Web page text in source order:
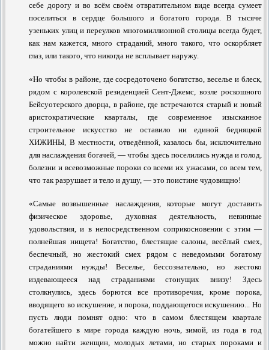
себе дорогу и во всём своём отвратительном виде всегда сумеет
поселиться в сердце большого и богатого города. В тысяче
узеньких улиц и переулков многомиллионной столицы всегда будет,
как нам кажется, много страданий, много такого, что оскорбляет
глаз, или такого, что никогда не всплывает наружу.
«Но чтобы в районе, где сосредоточено богатство, веселье и блеск,
рядом с королевской резиденцией Сент-Джемс, возле роскошного
Бейсуотерского дворца, в районе, где встречаются старый и новый
аристократи­ческие кварталы, где современное изысканное
строительное искусство не оставило ни единой бедняцкой
ХИЖИНЫ, В местности, отведённой, казалось бы, исключительно
для наслаждения богачей, — чтобы здесь поселились нужда и голод,
болезни и всевозможные пороки со всеми их ужасами, со всем тем,
что так разрушает и тело и душу, — это поистине чудовищно!
«Самые возвышенные наслаждения, которые могут доставить
физическое здоровье, духовная деятельность, невинные
удовольствия, и в непосредственном соприкосновении с этим —
полнейшая нищета! Богатство, блестящие салоны, весёлый смех,
беспечный, но жестокий смех рядом с неведомыми богатому
страданиями нужды! Веселье, бессознательно, но жестоко
издевающееся над страданиями стонущих внизу! Здесь
столкнулись, здесь борются все противоречия, кроме порока,
вводящего во искушение, и порока, поддающегося искушению... Но
пусть люди помнят одно: что в самом блестящем квартале
богатейшего в мире города каждую ночь, зимой, из года в год
можно найти женщин, молодых летами, но старых пороками и